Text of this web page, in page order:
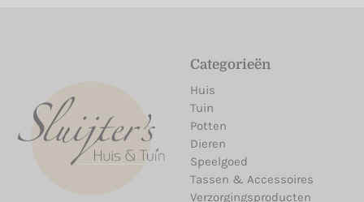
Categorieën
Huis
Tuin
Potten
Dieren
Speelgoed
Tassen & Accessoires
Verzorgingsproducten